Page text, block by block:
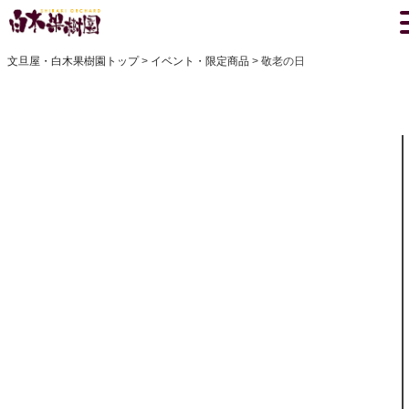
文旦屋・白木果樹園トップ イベント・限定商品 敬老の日